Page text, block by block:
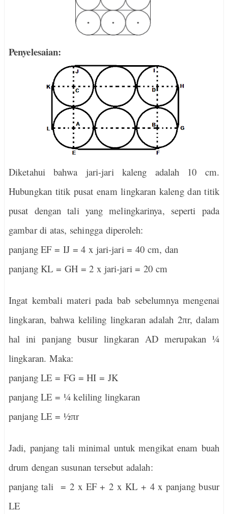
Penyelesaian:
Diketahui bahwa jari-jari kaleng adalah 10 cm.
Hubungkan titik pusat enam lingkaran kaleng dan titik
pusat dengan tali yang melingkarinya, seperti pada
gambar di atas, sehingga diperoleh:
panjang EF = IJ = 4 x jari-jari = 40 cm, dan
panjang KL = GH = 2x jari-jari = 20 cm
Ingat kembali materi pada bab sebelumnya mengenai
lingkaran, bahwa keliling lingkaran adalah 2πr, dalam
hal ini panjang busur lingkaran AD merupakan ¼
lingkaran. Maka:
panjang LE = FG = HI = JK
panjang LE = ¼ keliling lingkaran
panjang LE = ½πr
Jadi, panjang tali minimal untuk mengikat enam buah
drum dengan susunan tersebut adalah:
panjang tali = 2 x EF + 2 x KL + 4 x panjang busur
LE